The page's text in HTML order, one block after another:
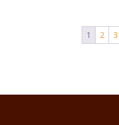
1 2 3